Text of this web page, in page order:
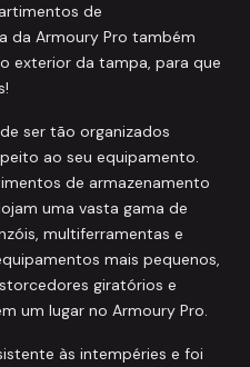
de
da Armoury Pro também
exterior da tampa, para que
ser tão organizados
ao seu equipamento.
de armazenamento
uma vasta gama de
multiferramentas e
mais pequenos,
giratórios e
um lugar no Armoury Pro.
às intempéries e foi